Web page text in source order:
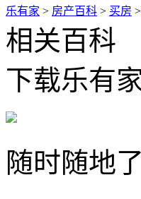
乐有家 > 房产百科 > 买房 >
相关百科
下载乐有
随时随地